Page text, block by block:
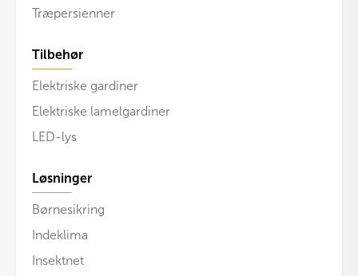
Træpersienner
Tilbehør
Elektriske gardiner
Elektriske lamelgardiner
LED-lys
Løsninger
Børnesikring
Indeklima
Insektnet